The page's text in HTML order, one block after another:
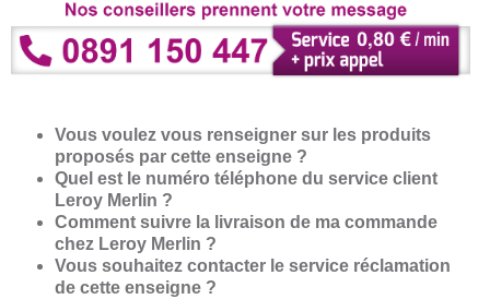
Vous voulez vous renseigner sur les produits
proposés par cette enseigne ?
Quel est le numéro téléphone du service client
Leroy Merlin ?
Comment suivre la livraison de ma commande
chez Leroy Merlin ?
Vous souhaitez contacter le service réclamation
de cette enseigne ?